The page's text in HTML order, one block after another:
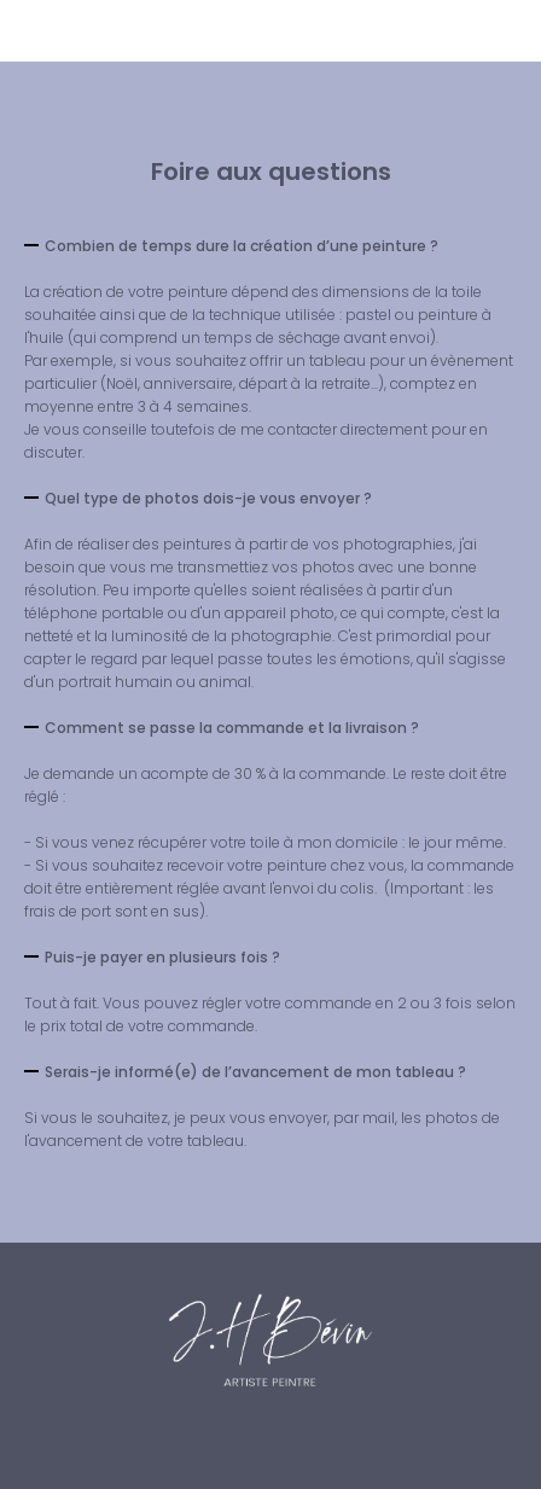
Foire aux questions
Combien de temps dure la création d’une peinture ?
La création de votre peinture dépend des dimensions de la toile
souhaitée ainsi que de la technique utilisée : pastel ou peinture à
l'huile (qui comprend un temps de séchage avant envoi).
Par exemple, si vous souhaitez offrir un tableau pour un évènement
particulier (Noël, anniversaire, départ à la retraite...), comptez en
moyenne entre 3 à 4 semaines.
Je vous conseille toutefois de me contacter directement pour en
discuter.
Quel type de photos dois-je vous envoyer ?
Afin de réaliser des peintures à partir de vos photographies, j'ai
besoin que vous me transmettiez vos photos avec une bonne
résolution. Peu importe qu'elles soient réalisées à partir d'un
téléphone portable ou d'un appareil photo, ce qui compte, c'est la
netteté et la luminosité de la photographie. C'est primordial pour
capter le regard par lequel passe toutes les émotions, qu'il s'agisse
d'un portrait humain ou animal.
Comment se passe la commande et la livraison ?
Je demande un acompte de 30 % à la commande. Le reste doit être
réglé :
- Si vous venez récupérer votre toile à mon domicile : le jour même.
- Si vous souhaitez recevoir votre peinture chez vous, la commande
doit être entièrement réglée avant l'envoi du colis. (Important : les
frais de port sont en sus).
Puis-je payer en plusieurs fois ?
Tout à fait. Vous pouvez régler votre commande en 2 ou 3 fois selon
le prix total de votre commande.
Serais-je informé(e) de l’avancement de mon tableau ?
Si vous le souhaitez, je peux vous envoyer, par mail, les photos de
l'avancement de votre tableau.